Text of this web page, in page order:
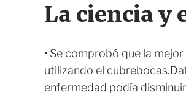
La ciencia y
• Se comprobó que la
utilizando el
enfermedad podía